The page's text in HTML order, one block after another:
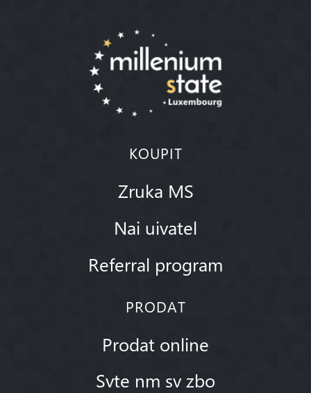
KOUPIT
Zruka MS
Nai uivatel
Referral program
PRODAT
Prodat online
Svte nm sv zbo